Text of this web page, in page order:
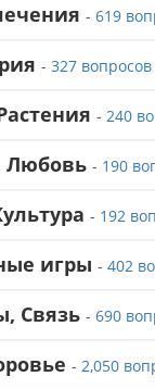
- 619
- 327 вопросов
- 240
Любовь - 190
- 192
игры - 402
Связь - 690
- 2,050